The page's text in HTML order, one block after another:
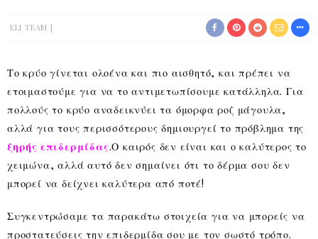
ELI TEAM
Το κρύο γίνεται ολοένα και πιο αισθητό, και πρέπει να
ετοιμαστούμε για να το αντιμετωπίσουμε κατάλληλα. Για
πολλούς το κρύο αναδεικνύει τα όμορφα ροζ μάγουλα,
αλλά για τους περισσότερους δημιουργεί το πρόβλημα της
ξηρής επιδερμίδας.Ο καιρός δεν είναι και ο καλύτερος το
χειμώνα, αλλά αυτό δεν σημαίνει ότι το δέρμα σου δεν
μπορεί να δείχνει καλύτερα από ποτέ!
Συγκεντρώσαμε τα παρακάτω στοιχεία για να μπορείς να
προστατεύσεις την επιδερμίδα σου με τον σωστό τρόπο.